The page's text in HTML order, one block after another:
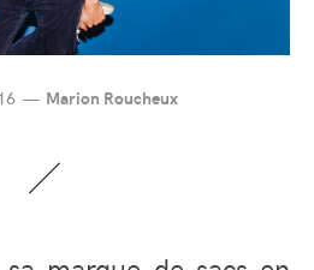
Marion Roucheux